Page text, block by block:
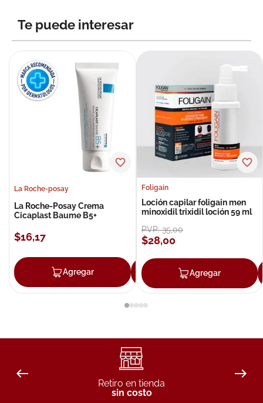
Te puede interesar
La Roche-posay
La Roche-Posay Crema
Cicaplast Baume B5+
$16,17
Agregar Agregar
Foligain
Loción capilar foligain men
minoxidil trixidil loción 59 ml
PVP:35,00
$28,00
Agregar
Retiro en tienda
sin costo